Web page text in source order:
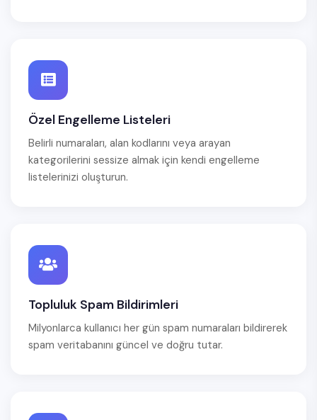
Özel Engelleme Listeleri
Belirli numaraları, alan kodlarını veya arayan
kategorilerini sessize almak için kendi engelleme
listelerinizi oluşturun.
Topluluk Spam Bildirimleri
Milyonlarca kullanıcı her gün spam numaraları bildirerek
spam veritabanını güncel ve doğru tutar.